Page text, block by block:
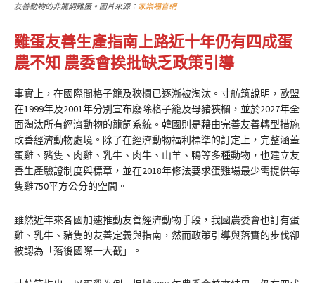
友善動物的非籠飼雞蛋。圖片來源： 家樂福官網
雞蛋友善生產指南上路近十年仍有四成蛋
農不知 農委會挨批缺乏政策引導
事實上，在國際間格子籠及狹欄已逐漸被淘汰。寸舫筑說明，歐盟
在1999年及2001年分別宣布廢除格子籠及母豬狹欄，並於2027年全
面淘汰所有經濟動物的籠飼系統。韓國則是藉由完善友善轉型措施
改善經濟動物處境。除了在經濟動物福利標準的訂定上，完整涵蓋
蛋雞、豬隻、肉雞、乳牛、肉牛、山羊、鴨等多種動物，也建立友
善生產驗證制度與標章，並在2018年修法要求蛋雞場最少需提供每
隻雞750平方公分的空間。
雖然近年來各國加速推動友善經濟動物手段，我國農委會也訂有蛋
雞、乳牛、豬隻的友善定義與指南，然而政策引導與落實的步伐卻
被認為「落後國際一大截」。